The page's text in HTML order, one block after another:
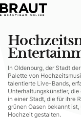
Hochzeitsmusik &
In Oldenburg, der Stadt
Palette von
talentierte Live-Bands,
Unterhaltungskünstler,
in einer Stadt, die für ihre
grünen Oasen bekannt
Hochzeit gestalten.